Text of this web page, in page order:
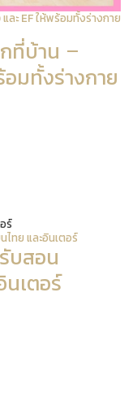
ละ EF ให้พร้อมทั้งร่างกาย
ที่บ้าน –
อมทั้งร่างกาย
ทย และอินเตอร์
บสอน
นเตอร์